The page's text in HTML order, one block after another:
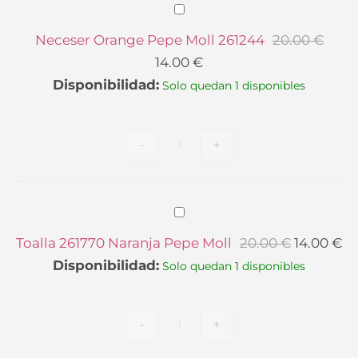
Neceser
Orange
Pepe
Neceser Orange Pepe Moll 261244 20.00€
14.00 €
Disponibilidad: Solo quedan 1 disponibles
- +
Toalla
261770
Toalla 261770 Naranja Pepe Moll 20.00€ 14.00 €
Disponibilidad: Solo quedan 1 disponibles
- +